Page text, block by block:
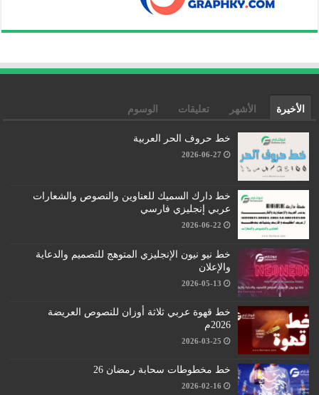
الأخيرة الأشهر تعليقات الوسوم
خط حروف الحر العربية
2026-06-27
خط دارك السميك للعناوين والنصوص والشعارات
عربي إنجليزي فارسي
2026-06-22
خط نيو نيون الإنجليزي المتوهج للتصميم والدعاية
والإعلان
2026-05-13
خط قهوة عربي ثلاثة أوزان للنصوص العريضة
2026م
2026-03-25
خط مخطوطات سحابة رمضان 26
2026-02-16